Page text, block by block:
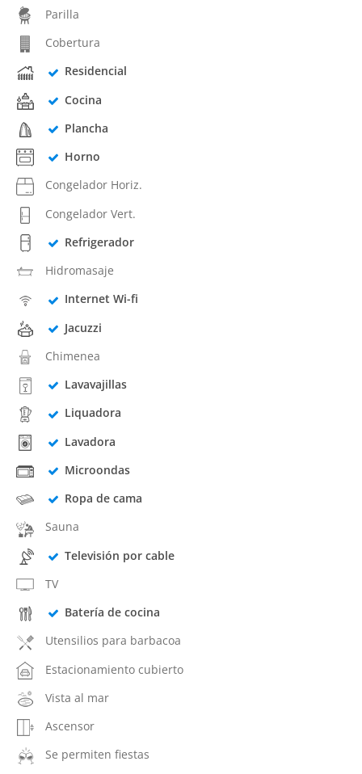
Parilla
Cobertura
Residencial
Cocina
Plancha
Horno
Congelador Horiz.
Congelador Vert.
Refrigerador
Hidromasaje
Internet Wi-fi
Jacuzzi
Chimenea
Lavavajillas
Liquadora
Lavadora
Microondas
Ropa de cama
Sauna
Televisión por cable
TV
Batería de cocina
Utensilios para barbacoa
Estacionamiento cubierto
Vista al mar
Ascensor
Se permiten fiestas